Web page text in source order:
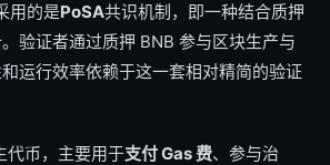
用的是PoSA共识机制，即一种结合质押
验证者通过质押 BNB 参与区块生产与
运行效率依赖于这一套相对精简的验证
代币，主要用于支付 Gas 费、参与治